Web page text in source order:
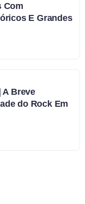
Com
E Grandes
A Breve
do Rock Em